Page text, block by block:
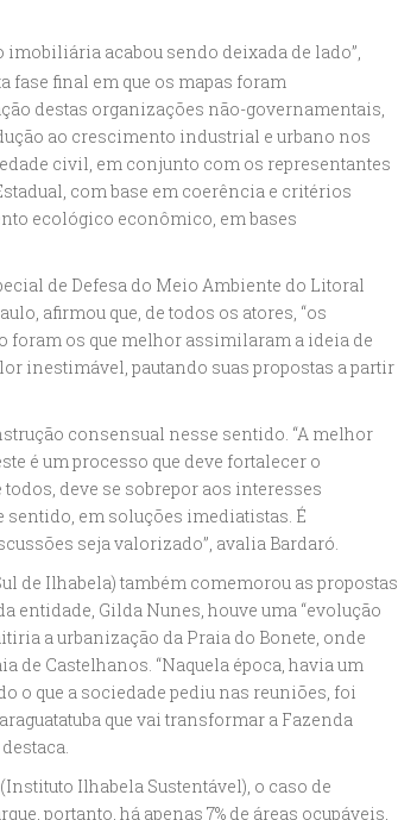
imobiliária acabou sendo deixada de lado”,
fase final em que os mapas foram
destas organizações não-governamentais,
ao crescimento industrial e urbano nos
civil, em conjunto com os representantes
com base em coerência e critérios
ecológico econômico, em bases
de Defesa do Meio Ambiente do Litoral
afirmou que, de todos os atores, “os
foram os que melhor assimilaram a ideia de
inestimável, pautando suas propostas a partir
consensual nesse sentido. “A melhor
é um processo que deve fortalecer o
deve se sobrepor aos interesses
em soluções imediatistas. É
seja valorizado”, avalia Bardaró.
de Ilhabela) também comemorou as propostas
entidade, Gilda Nunes, houve uma “evolução
a urbanização da Praia do Bonete, onde
Castelhanos. “Naquela época, havia um
o que a sociedade pediu nas reuniões, foi
que vai transformar a Fazenda
Ilhabela Sustentável), o caso de
portanto, há apenas 7% de áreas ocupáveis,